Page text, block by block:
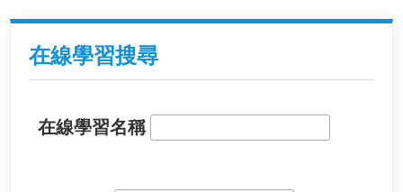
在線學習搜尋
在線學習名稱